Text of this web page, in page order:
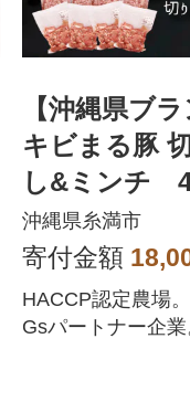
【沖縄県ブ
キビまる豚
し&ミンチ
ト
沖縄県糸満市
寄付金額
HACCP認定農場
Gsパートナー企